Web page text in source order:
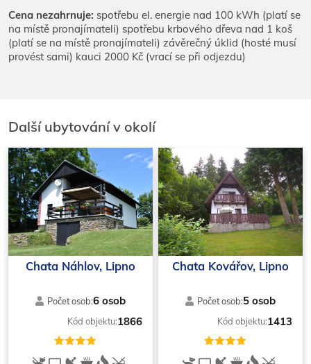
Cena nezahrnuje: spotřebu el. energie nad 100 kWh (platí se
na místě pronajímateli) spotřebu krbového dřeva nad 1 koš
(platí se na místě pronajímateli) závěrečný úklid (hosté musí
provést sami) kauci 2000 Kč (vrací se při odjezdu)
Další ubytování v okolí
Chata Náhlov, Lipno
Počet osob:6 osob
Kód objektu:1866
Chata Kovářov, Lipno
Počet osob:5 osob
Kód objektu:1413